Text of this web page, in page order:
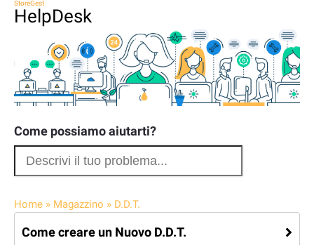
StoreGest
HelpDesk
Come possiamo aiutarti?
Home » Magazzino » D.D.T.
Come creare un Nuovo D.D.T.